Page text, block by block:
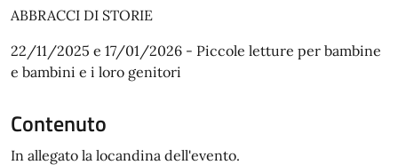
ABBRACCI DI STORIE
22/11/2025 e 17/01/2026 - Piccole letture per bambine
e bambini e i loro genitori
Contenuto
In allegato la locandina dell'evento.